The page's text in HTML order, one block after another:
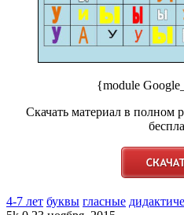
{module
Скачать материал в полном
4-7 лет буквы гласные